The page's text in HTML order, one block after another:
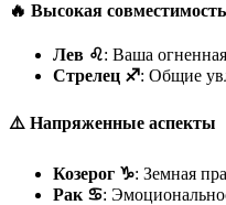
🔥 Высокая совместимость
Лев ♌: Ваша
Стрелец ♐: Общие
⚠️ Напряженные аспекты
Козерог ♑: Земная
Рак ♋: